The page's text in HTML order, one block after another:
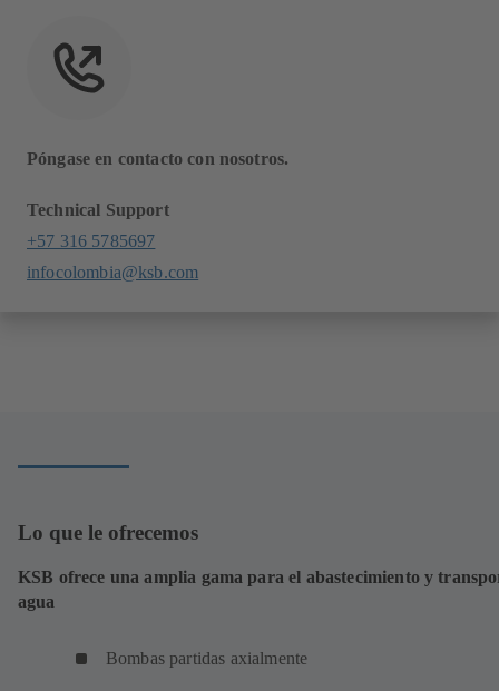
Póngase en contacto con nosotros.
Technical Support
+57 316 5785697
infocolombia@ksb.com
Lo que le ofrecemos
KSB ofrece una amplia gama para el abastecimiento y
agua
Bombas partidas axialmente